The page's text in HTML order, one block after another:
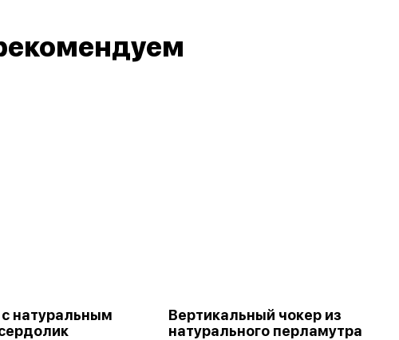
натуральным
Вертикальный чокер из
натурального перламутра